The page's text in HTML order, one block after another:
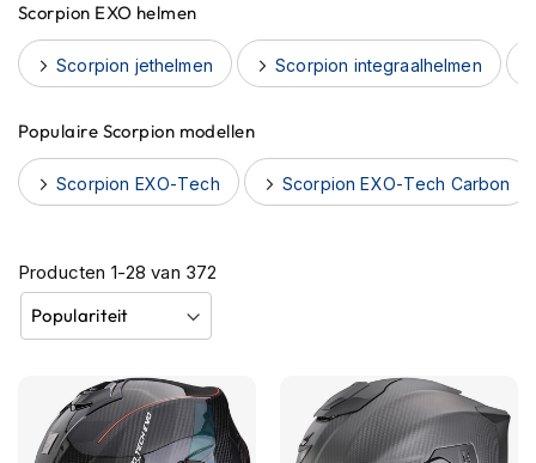
m
e
n
l
e
t
t
h
h
Producten 1-28 van 372
Scorpion EXO helmen
Scorpion jethelmen Scorpion integraalhelmen
Populaire Scorpion modellen
Scorpion EXO-Tech Scorpion EXO-Tech Carbon